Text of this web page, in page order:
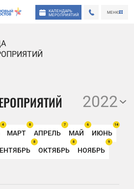
КАЛЕНДАРЬ
МЕРОПРИЯТИЙ
МЕНЮ
2022
4
МАРТ
8
АПРЕЛЬ
7
МАЙ
6
ИЮНЬ
14
8
ОКТЯБРЬ
8
НОЯБРЬ
9